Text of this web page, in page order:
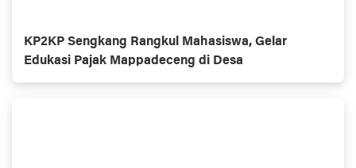
KP2KP Sengkang Rangkul Mahasiswa, Gelar
Edukasi Pajak Mappadeceng di Desa